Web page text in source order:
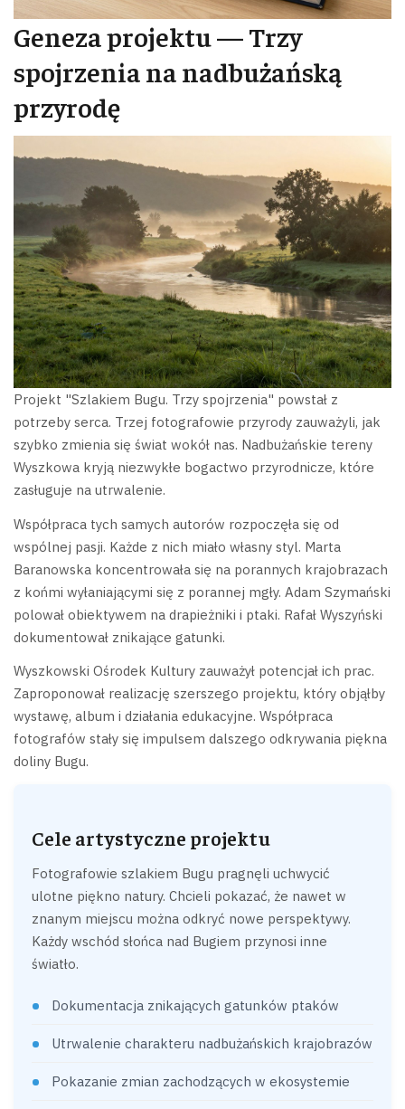
Geneza projektu — Trzy
spojrzenia na nadbużańską
przyrodę
Projekt "Szlakiem Bugu. Trzy spojrzenia" powstał z
potrzeby serca. Trzej fotografowie przyrody zauważyli, jak
szybko zmienia się świat wokół nas. Nadbużańskie tereny
Wyszkowa kryją niezwykłe bogactwo przyrodnicze, które
zasługuje na utrwalenie.
Współpraca tych samych autorów rozpoczęła się od
wspólnej pasji. Każde z nich miało własny styl. Marta
Baranowska koncentrowała się na porannych krajobrazach
z końmi wyłaniającymi się z porannej mgły. Adam Szymański
polował obiektywem na drapieżniki i ptaki. Rafał Wyszyński
dokumentował znikające gatunki.
Wyszkowski Ośrodek Kultury zauważył potencjał ich prac.
Zaproponował realizację szerszego projektu, który objąłby
wystawę, album i działania edukacyjne. Współpraca
fotografów stały się impulsem dalszego odkrywania piękna
doliny Bugu.
Cele artystyczne projektu
Fotografowie szlakiem Bugu pragnęli uchwycić
ulotne piękno natury. Chcieli pokazać, że nawet w
znanym miejscu można odkryć nowe perspektywy.
Każdy wschód słońca nad Bugiem przynosi inne
światło.
Dokumentacja znikających gatunków ptaków
Utrwalenie charakteru nadbużańskich krajobrazów
Pokazanie zmian zachodzących w ekosystemie